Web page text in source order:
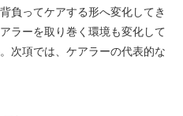
負ってケアする形へ変化してき
ラーを取り巻く環境も変化して
次項では、ケアラーの代表的な